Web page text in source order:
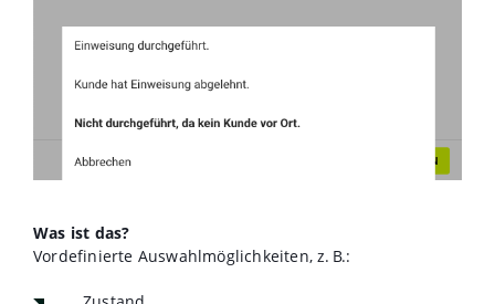
Was ist das?
Vordefinierte Auswahlmöglichkeiten, z. B.: